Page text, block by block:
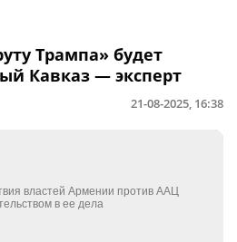
Трампа» будет
Кавказ — эксперт
21-08-2025, 16:38